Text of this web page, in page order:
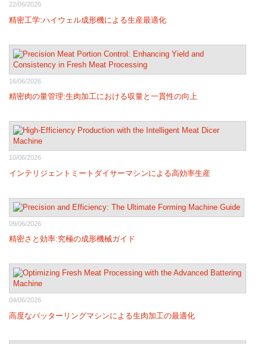
22/06/2026
精密工学:ハイウェル成形機による生産最適化
16/06/2026
精密肉の量管理:生肉加工における収量と一貫性の向上
10/06/2026
インテリジェントミートダイサーマシンによる高効率生産
09/06/2026
精密さと効率:究極の成形機械ガイド
04/06/2026
高度なバッターリングマシンによる生肉加工の最適化